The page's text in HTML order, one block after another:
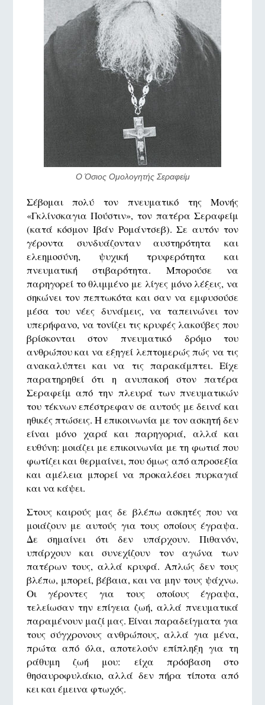
Ο Όσιος Ομολογητής Σεραφείμ
Σέβομαι πολύ τον πνευματικό της Μονής
«Γκλίνσκαγια Πούστιν», τον πατέρα Σεραφείμ
(κατά κόσμον Ιβάν Ρομάντσεβ). Σε αυτόν τον
γέροντα συνδυάζονταν αυστηρότητα και
ελεημοσύνη, ψυχική τρυφερότητα και
πνευματική στιβαρότητα. Μπορούσε να
παρηγορεί το θλιμμένο με λίγες μόνο λέξεις, να
σηκώνει τον πεπτωκότα και σαν να εμφυσούσε
μέσα του νέες δυνάμεις, να ταπεινώνει τον
υπερήφανο, να τονίζει τις κρυφές λακούβες που
βρίσκονται στον πνευματικό δρόμο του
ανθρώπου και να εξηγεί λεπτομερώς πώς να τις
ανακαλύπτει και να τις παρακάμπτει. Είχε
παρατηρηθεί ότι η ανυπακοή στον πατέρα
Σεραφείμ από την πλευρά των πνευματικών
του τέκνων επέστρεφαν σε αυτούς με δεινά και
ηθικές πτώσεις. Η επικοινωνία με τον ασκητή δεν
είναι μόνο χαρά και παρηγοριά, αλλά και
ευθύνη: μοιάζει με επικοινωνία με τη φωτιά που
φωτίζει και θερμαίνει, που όμως από απροσεξία
και αμέλεια μπορεί να προκαλέσει πυρκαγιά
και να κάψει.
Στους καιρούς μας δε βλέπω ασκητές που να
μοιάζουν με αυτούς για τους οποίους έγραψα.
Δε σημαίνει ότι δεν υπάρχουν. Πιθανόν,
υπάρχουν και συνεχίζουν τον αγώνα των
πατέρων τους, αλλά κρυφά. Απλώς δεν τους
βλέπω, μπορεί, βέβαια, και να μην τους ψάχνω.
Οι γέροντες για τους οποίους έγραψα,
τελείωσαν την επίγεια ζωή, αλλά πνευματικά
παραμένουν μαζί μας. Είναι παραδείγματα για
τους σύγχρονους ανθρώπους, αλλά για μένα,
πρώτα από όλα, αποτελούν επίπληξη για τη
ράθυμη ζωή μου: είχα πρόσβαση στο
θησαυροφυλάκιο, αλλά δεν πήρα τίποτα από
κει και έμεινα φτωχός.